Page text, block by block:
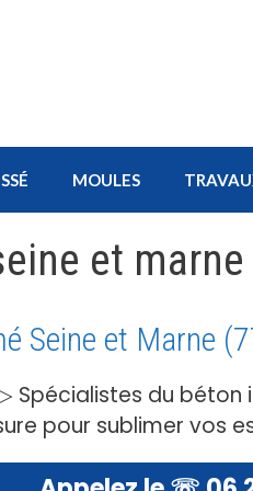
MOULES
et marne
Seine et Marne
Spécialistes du
pour sublimer vos